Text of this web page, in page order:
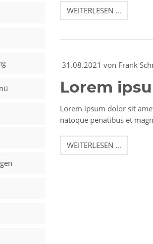
WEITERLESEN …
IPSUM
31.08.2021 von Frank
Lorem
Lorem ipsum dolor sit
natoque penatibus et
WEITERLESEN …
IPSUM